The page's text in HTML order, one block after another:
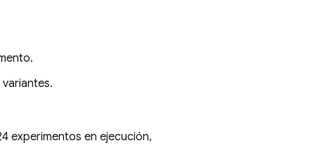
experimentos en ejecución,